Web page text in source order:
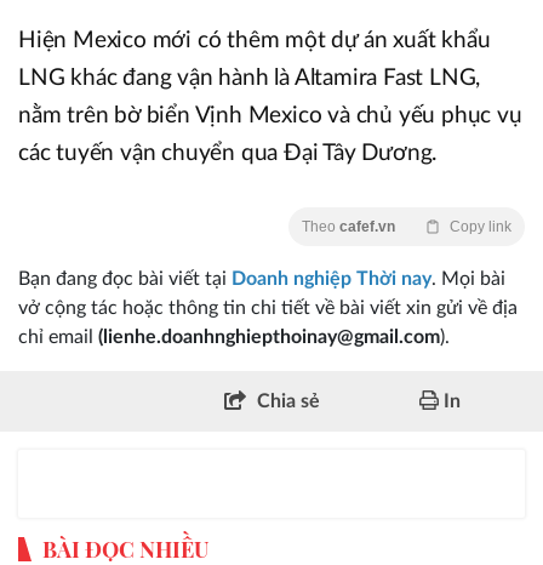
Hiện Mexico mới có thêm một dự án xuất khẩu
LNG khác đang vận hành là Altamira Fast LNG,
nằm trên bờ biển Vịnh Mexico và chủ yếu phục vụ
các tuyến vận chuyển qua Đại Tây Dương.
Theo cafef.vn Copy link
Bạn đang đọc bài viết tại Doanh nghiệp Thời nay. Mọi bài
vở cộng tác hoặc thông tin chi tiết về bài viết xin gửi về địa
chỉ email (lienhe.doanhnghiepthoinay@gmail.com).
Chia sẻ In
BÀI ĐỌC NHIỀU